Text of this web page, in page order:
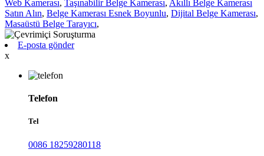
Web Kamerası, Taşınabilir Belge Kamerası, Akıllı Belge Kamerası
Satın Alın, Belge Kamerası Esnek Boyunlu, Dijital Belge Kamerası,
Masaüstü Belge Tarayıcı,
E-posta gönder
x
Telefon
Tel
0086 18259280118